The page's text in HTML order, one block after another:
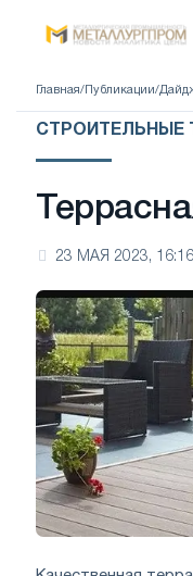
Главная/ Публикации/
СТРОИТЕЛЬНЫЕ
23 МАЯ 2023, 16:16